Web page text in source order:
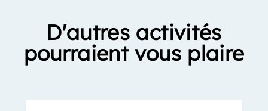
D'autres activités
pourraient vous plaire